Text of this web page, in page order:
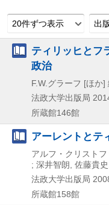
20件ずつ表示 出
ティリッヒとフ
政治
F.W.グラーフ [ほか]
法政大学出版局
所蔵館146館
アーレントとテ
アルフ・クリスト
; 深井智朗, 佐藤貴
法政大学出版局
所蔵館158館